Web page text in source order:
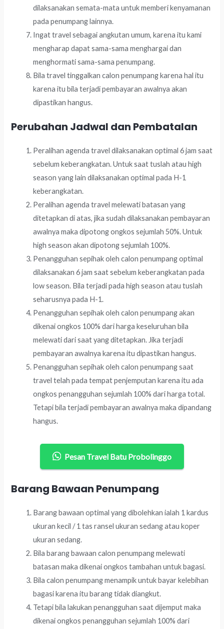
dilaksanakan semata-mata untuk memberi kenyamanan
pada penumpang lainnya.
Ingat travel sebagai angkutan umum, karena itu kami
mengharap dapat sama-sama menghargai dan
menghormati sama-sama penumpang.
Bila travel tinggalkan calon penumpang karena hal itu
karena itu bila terjadi pembayaran awalnya akan
dipastikan hangus.
Perubahan Jadwal dan Pembatalan
Peralihan agenda travel dilaksanakan optimal 6 jam saat
sebelum keberangkatan. Untuk saat tuslah atau high
season yang lain dilaksanakan optimal pada H-1
keberangkatan.
Peralihan agenda travel melewati batasan yang
ditetapkan di atas, jika sudah dilaksanakan pembayaran
awalnya maka dipotong ongkos sejumlah 50%. Untuk
high season akan dipotong sejumlah 100%.
Penangguhan sepihak oleh calon penumpang optimal
dilaksanakan 6 jam saat sebelum keberangkatan pada
low season. Bila terjadi pada high season atau tuslah
seharusnya pada H-1.
Penangguhan sepihak oleh calon penumpang akan
dikenai ongkos 100% dari harga keseluruhan bila
melewati dari saat yang ditetapkan. Jika terjadi
pembayaran awalnya karena itu dipastikan hangus.
Penangguhan sepihak oleh calon penumpang saat
travel telah pada tempat penjemputan karena itu ada
ongkos penangguhan sejumlah 100% dari harga total.
Tetapi bila terjadi pembayaran awalnya maka dipandang
hangus.
Pesan Travel Batu Probolinggo
Barang Bawaan Penumpang
Barang bawaan optimal yang dibolehkan ialah 1 kardus
ukuran kecil / 1 tas ransel ukuran sedang atau koper
ukuran sedang.
Bila barang bawaan calon penumpang melewati
batasan maka dikenai ongkos tambahan untuk bagasi.
Bila calon penumpang menampik untuk bayar kelebihan
bagasi karena itu barang tidak diangkut.
Tetapi bila lakukan penangguhan saat dijemput maka
dikenai ongkos penangguhan sejumlah 100% dari